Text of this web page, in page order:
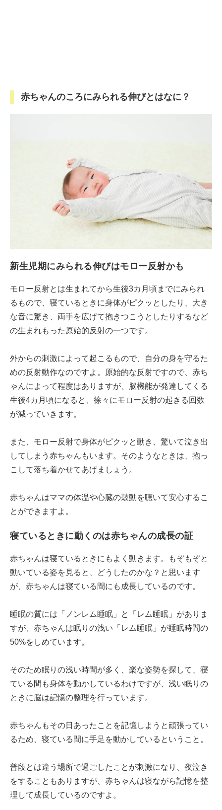
赤ちゃんのころにみられる伸びとはなに？
新生児期にみられる伸びはモロー反射かも
モロー反射とは生まれてから生後3カ月頃までにみられ
るもので、寝ているときに身体がピクッとしたり、大き
な音に驚き、両手を広げて抱きつこうとしたりするなど
の生まれもった原始的反射の一つです。
外からの刺激によって起こるもので、自分の身を守るた
めの反射動作なのですよ。原始的な反射ですので、赤ち
ゃんによって程度はありますが、脳機能が発達してくる
生後4カ月頃になると、徐々にモロー反射の起きる回数
が減っていきます。
また、モロー反射で身体がピクッと動き、驚いて泣き出
してしまう赤ちゃんもいます。そのようなときは、抱っ
こして落ち着かせてあげましょう。
赤ちゃんはママの体温や心臓の鼓動を聴いて安心するこ
とができますよ。
寝ているときに動くのは赤ちゃんの成長の証
赤ちゃんは寝ているときにもよく動きます。もぞもぞと
動いている姿を見ると、どうしたのかな？と思います
が、赤ちゃんは寝ている間にも成長しているのです。
睡眠の質には「ノンレム睡眠」と「レム睡眠」がありま
すが、赤ちゃんは眠りの浅い「レム睡眠」が睡眠時間の
50%をしめています。
そのため眠りの浅い時間が多く、楽な姿勢を探して、寝
ている間も身体を動かしているわけですが、浅い眠りの
ときに脳は記憶の整理を行っています。
赤ちゃんもその日あったことを記憶しようと頑張ってい
るため、寝ている間に手足を動かしているということ。
普段とは違う場所で過ごしたことが刺激になり、夜泣き
をすることもありますが、赤ちゃんは寝ながら記憶を整
理して成長しているのですよ。